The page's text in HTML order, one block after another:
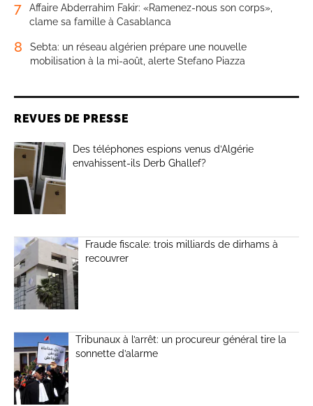
7
Affaire Abderrahim Fakir: «Ramenez-nous son corps»,
clame sa famille à Casablanca
8
Sebta: un réseau algérien prépare une nouvelle
mobilisation à la mi-août, alerte Stefano Piazza
REVUES DE PRESSE
Des téléphones espions venus d’Algérie
envahissent-ils Derb Ghallef?
Fraude fiscale: trois milliards de dirhams à
recouvrer
Tribunaux à l’arrêt: un procureur général tire la
sonnette d’alarme